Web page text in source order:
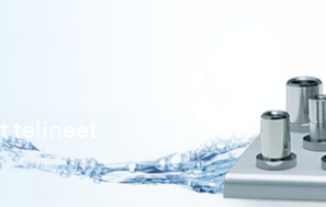
telineet